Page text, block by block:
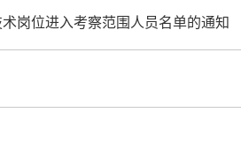
岗位进入考察范围人员名单的通知